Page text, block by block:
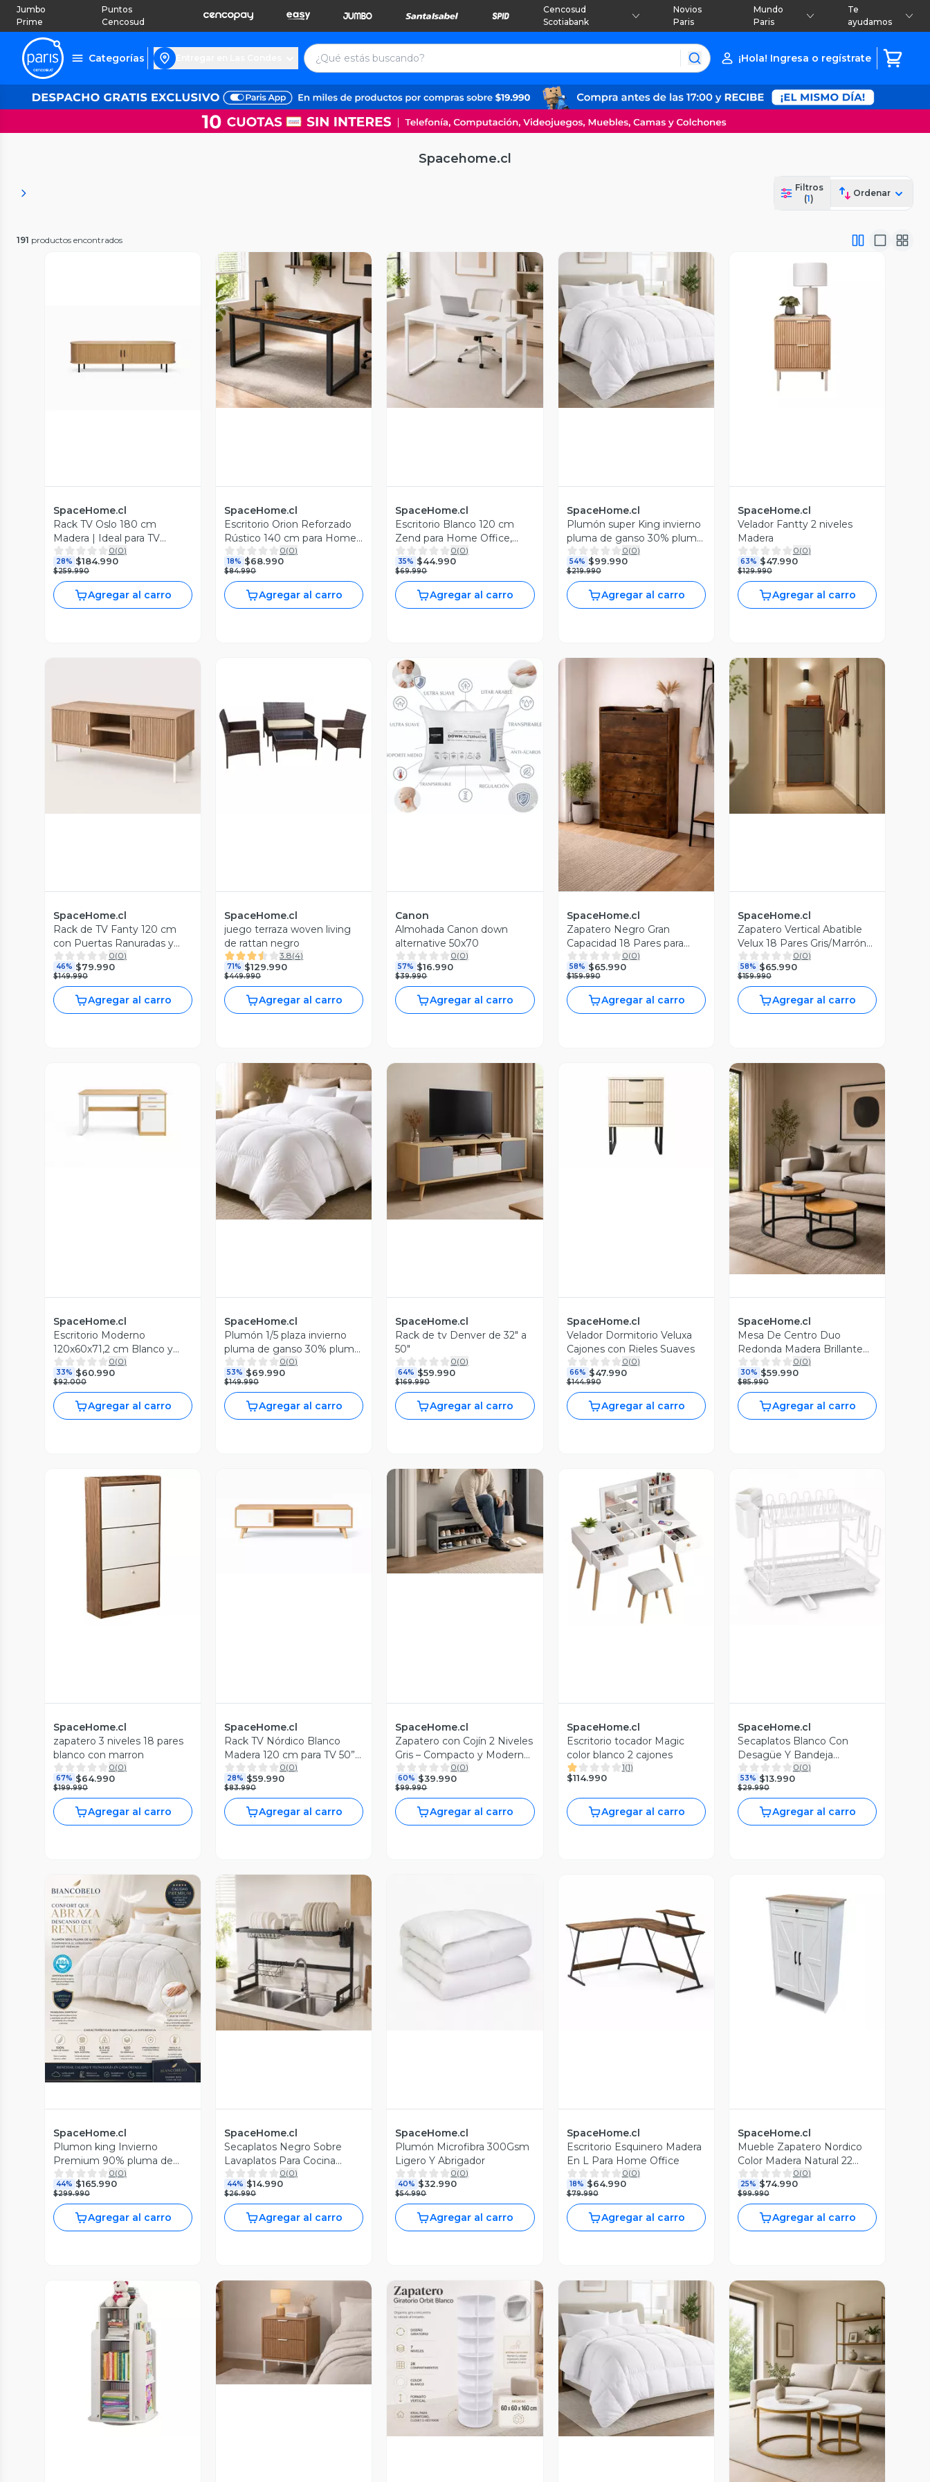
Jumbo
Prime
Puntos
Cencosud
Cencosud
Scotiabank
Novios
Paris
Mundo
Paris
Te
ayudamos
Categorías ¡Hola! Ingresa o regístrate
Spacehome.cl
Filtros
(1)
Ordenar
191 productos encontrados
Vista Previa
SpaceHome.cl
Rack TV Oslo 180 cm
Madera | Ideal para TV
Grande
0(0)
28% $184.990
$259.990
Agregar al carro
Vista Previa
SpaceHome.cl
Escritorio Orion Reforzado
Rústico 140 cm para Home
Office, Oficina o Estudio
0(0)
18% $68.990
$84.990
Agregar al carro
Vista Previa
SpaceHome.cl
Escritorio Blanco 120 cm
Zend para Home Office,
Oficina o Estudio con
Diseño Minimalista
0(0)
35% $44.990
$69.990
Agregar al carro
Vista Previa
SpaceHome.cl
Plumón super King invierno
pluma de ganso 30% pluma
pecho certificado
0(0)
54% $99.990
$219.990
Agregar al carro
Vista Previa
SpaceHome.cl
Velador Fantty 2 niveles
Madera
0(0)
63% $47.990
$129.990
Agregar al carro
Vista Previa
SpaceHome.cl
Rack de TV Fanty 120 cm
con Puertas Ranuradas y
Nicho Central
0(0)
46% $79.990
$149.990
Agregar al carro
Vista Previa
SpaceHome.cl
juego terraza woven living
de rattan negro
3.8(4)
71% $129.990
$449.990
Agregar al carro
Vista Previa
Canon
Almohada Canon down
alternative 50x70
0(0)
57% $16.990
$39.990
Agregar al carro
Vista Previa
SpaceHome.cl
Zapatero Negro Gran
Capacidad 18 Pares para
Tallas Hasta 43 H
0(0)
58% $65.990
$159.990
Agregar al carro
SpaceHome.cl
Zapatero Vertical Abatible
Velux 18 Pares Gris/Marrón
114×60×24 cm
0(0)
58% $65.990
$159.990
Agregar al carro
Vista Previa
SpaceHome.cl
Escritorio Moderno
120x60x71,2 cm Blanco y
Madera Clara Minimalista
0(0)
33% $60.990
$92.000
Agregar al carro
Vista Previa
SpaceHome.cl
Plumón 1/5 plaza invierno
pluma de ganso 30% pluma
pecho
0(0)
53% $69.990
$149.990
Agregar al carro
Vista Previa
SpaceHome.cl
Rack de tv Denver de 32" a
50"
0(0)
64% $59.990
$169.990
Agregar al carro
Vista Previa
SpaceHome.cl
Velador Dormitorio Veluxa
Cajones con Rieles Suaves
0(0)
66% $47.990
$144.990
Agregar al carro
Vista Previa
SpaceHome.cl
Mesa De Centro Duo
Redonda Madera Brillante
Estilo Moderno
0(0)
30% $59.990
$85.990
Agregar al carro
SpaceHome.cl
zapatero 3 niveles 18 pares
blanco con marron
0(0)
67% $64.990
$199.990
Agregar al carro
Vista Previa
SpaceHome.cl
Rack TV Nórdico Blanco
Madera 120 cm para TV 50”
120 cm
0(0)
28% $59.990
$83.990
Agregar al carro
Vista Previa
SpaceHome.cl
Zapatero con Cojín 2 Niveles
Gris – Compacto y Moderno
con Asiento Acolchado
0(0)
60% $39.990
$99.990
Agregar al carro
Vista Previa
SpaceHome.cl
Escritorio tocador Magic
color blanco 2 cajones
1(1)
$114.990
Agregar al carro
Vista Previa
SpaceHome.cl
Secaplatos Blanco Con
Desagüe Y Bandeja
Recolectora0(0)
53% $13.990
$29.990
Agregar al carro
Vista Previa
SpaceHome.cl
Plumon king Invierno
Premium 90% pluma de
pecho ganso
0(0)
44% $165.990
$299.990
Agregar al carro
Vista Previa
SpaceHome.cl
Secaplatos Negro Sobre
Lavaplatos Para Cocina
Ordenada
0(0)
44% $14.990
$26.990
Agregar al carro
Vista Previa
SpaceHome.cl
Plumón Microfibra 300Gsm
Ligero Y Abrigador
0(0)
40% $32.990
$54.990
Agregar al carro
Vista Previa
SpaceHome.cl
Escritorio Esquinero Madera
En L Para Home Office
0(0)
18% $64.990
$79.990
Agregar al carro
Vista Previa
SpaceHome.cl
Mueble Zapatero Nordico
Color Madera Natural 22
Zapatos Blanco
0(0)
25% $74.990
$99.990
Agregar al carro
Vista Previa
Vista Previa
Vista Previa Vista Previa
Vista Previa